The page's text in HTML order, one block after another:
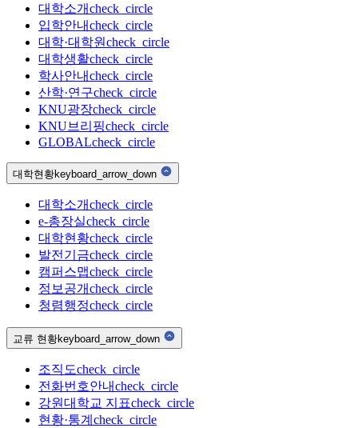
대학소개check_circle
입학안내check_circle
대학·대학원check_circle
대학생활check_circle
학사안내check_circle
산학·연구check_circle
KNU광장check_circle
KNU브리핑check_circle
GLOBALcheck_circle
대학현황keyboard_arrow_down
대학소개check_circle
e-총장실check_circle
대학현황check_circle
발전기금check_circle
캠퍼스맵check_circle
정보공개check_circle
청렴행정check_circle
교류 현황keyboard_arrow_down
조직도check_circle
전화번호안내check_circle
강원대학교 지표check_circle
현황·통계 check_circle